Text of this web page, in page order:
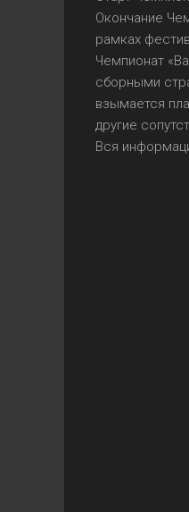
Окончание
рамках
Чемпионат
сборными
взымается
другие
Вся